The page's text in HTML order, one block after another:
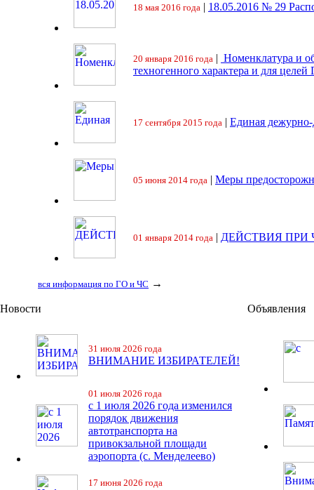
18 мая 2016 года | 18.05.2016 № 29
20 января 2016 года | Номенклатура и
техногенного характера и для целей
17 сентября 2015 года | Единая
05 июня 2014 года | Меры
01 января 2014 года | ДЕЙСТВИЯ ПРИ
вся информация по ГО и ЧС →
Новости
31 июля 2026 года
ВНИМАНИЕ ИЗБИРАТЕЛЕЙ!
01 июля 2026 года
с 1 июля 2026 года изменился
порядок движения
автотранспорта на
привокзальной площади
аэропорта (с. Менделеево)
17 июня 2026 года
Объявления